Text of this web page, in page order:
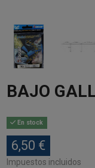
BAJO
En stock
6,50 €
Impuestos incluidos